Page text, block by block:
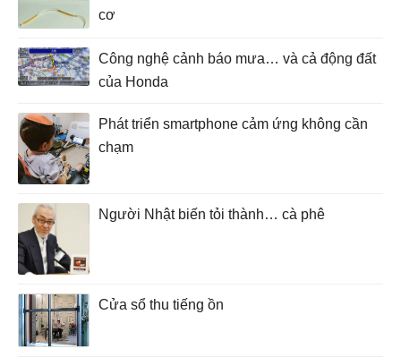
cơ
Công nghệ cảnh báo mưa… và cả động đất
của Honda
Phát triển smartphone cảm ứng không cần
chạm
Người Nhật biến tỏi thành… cà phê
Cửa sổ thu tiếng ồn